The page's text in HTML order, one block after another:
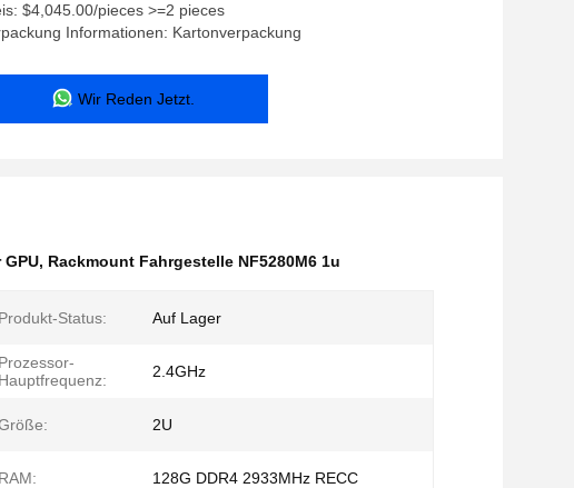
$4,045.00/pieces >=2 pieces
Informationen: Kartonverpackung
Wir Reden Jetzt.
, Rackmount Fahrgestelle NF5280M6 1u
Produkt-Status: Auf Lager
Prozessor-
Hauptfrequenz:
2.4GHz
2U
RAM: 128G DDR4 2933MHz RECC